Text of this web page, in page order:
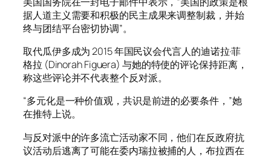
据人道主义需要和积极的民主成果来调整制裁，并始
终与团结平台密切协调”。
取代瓜伊多成为 2015 年国民议会代言人的迪诺拉·菲
格拉 (Dinorah Figuera) 与她的特使的评论保持距离，
称这些评论并不代表整个反对派。
“多元化是一种价值观，共识是前进的必要条件，”她
在推特上说。
与反对派中的许多流亡活动家不同，他们在反政府抗
议活动后逃离了可能在委内瑞拉被捕的人，布拉西在